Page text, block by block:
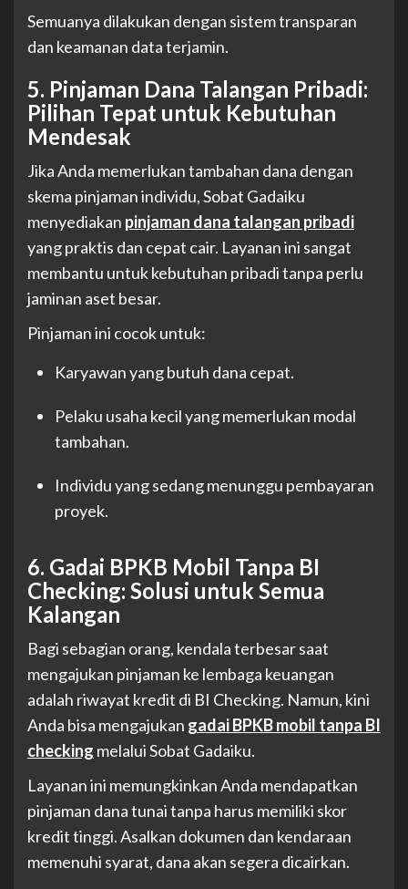
Semuanya dilakukan dengan sistem transparan
dan keamanan data terjamin.
5. Pinjaman Dana Talangan Pribadi:
Pilihan Tepat untuk Kebutuhan
Mendesak
Jika Anda memerlukan tambahan dana dengan
skema pinjaman individu, Sobat Gadaiku
menyediakan pinjaman dana talangan pribadi
yang praktis dan cepat cair. Layanan ini sangat
membantu untuk kebutuhan pribadi tanpa perlu
jaminan aset besar.
Pinjaman ini cocok untuk:
Karyawan yang butuh dana cepat.
Pelaku usaha kecil yang memerlukan modal
tambahan.
Individu yang sedang menunggu pembayaran
proyek.
6. Gadai BPKB Mobil Tanpa BI
Checking: Solusi untuk Semua
Kalangan
Bagi sebagian orang, kendala terbesar saat
mengajukan pinjaman ke lembaga keuangan
adalah riwayat kredit di BI Checking. Namun, kini
Anda bisa mengajukan gadai BPKB mobil tanpa BI
checking melalui Sobat Gadaiku.
Layanan ini memungkinkan Anda mendapatkan
pinjaman dana tunai tanpa harus memiliki skor
kredit tinggi. Asalkan dokumen dan kendaraan
memenuhi syarat, dana akan segera dicairkan.